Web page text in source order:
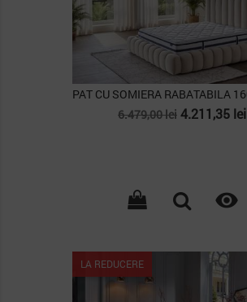
Pret
6.479,00 lei Pret
4.211,35 lei

LA REDUCERE